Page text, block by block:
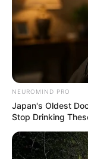
NEUROMIND PRO
Japan's Oldest
Stop Drinking